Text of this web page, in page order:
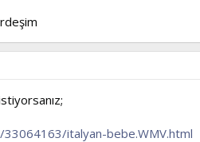
italyan-bebe.WMV.html